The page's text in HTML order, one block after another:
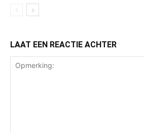
LAAT EEN REACTIE ACHTER